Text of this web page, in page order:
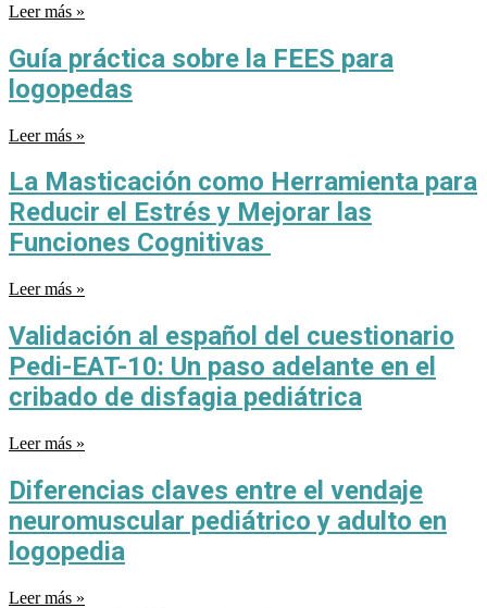
Leer más »
Guía práctica sobre la FEES para
logopedas
Leer más »
La Masticación como Herramienta para
Reducir el Estrés y Mejorar las
Funciones Cognitivas
Leer más »
Validación al español del cuestionario
Pedi-EAT-10: Un paso adelante en el
cribado de disfagia pediátrica
Leer más »
Diferencias claves entre el vendaje
neuromuscular pediátrico y adulto en
logopedia
Leer más »